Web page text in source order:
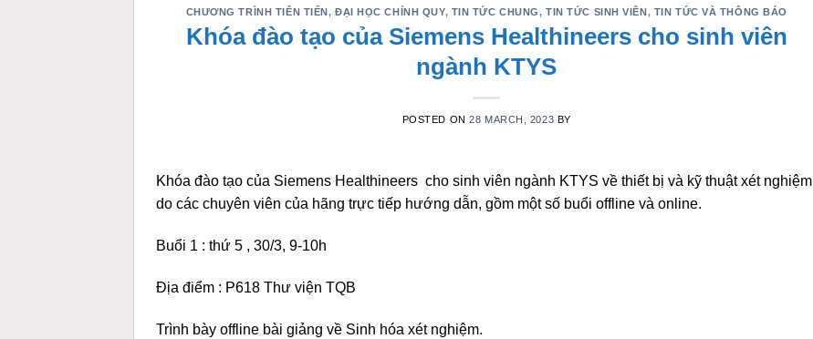
CHƯƠNG TRÌNH TIÊN TIẾN,ĐẠI HỌC CHÍNH QUY, TIN TỨC CHUNG,TIN TỨC SINH VIÊN, TIN TỨC VÀ THÔNG BÁO
Khóa đào tạo của Siemens Healthineers cho sinh viên
ngành KTYS
POSTED ON28 MARCH, 2023 BY
Khóa đào tạo của Siemens Healthineers cho sinh viên ngành KTYS về thiết bị và kỹ thuật xét nghiệm
do các chuyên viên của hãng trực tiếp hướng dẫn, gồm một số buổi offline và online.
Buổi 1 : thứ 5 , 30/3, 9-10h
Địa điểm : P618 Thư viện TQB
Trình bày offline bài giảng về Sinh hóa xét nghiệm.